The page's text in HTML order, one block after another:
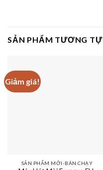
SẢN PHẨM TƯƠNG TỰ
Giảm giá!
SẢN PHẨM MỚI-BÁN CHẠY